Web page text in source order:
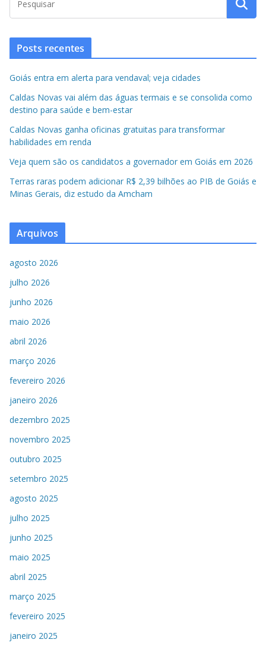
Posts recentes
Goiás entra em alerta para vendaval; veja cidades
Caldas Novas vai além das águas termais e se consolida como
destino para saúde e bem-estar
Caldas Novas ganha oficinas gratuitas para transformar
habilidades em renda
Veja quem são os candidatos a governador em Goiás em 2026
Terras raras podem adicionar R$ 2,39 bilhões ao PIB de Goiás e
Minas Gerais, diz estudo da Amcham
Arquivos
agosto 2026
julho 2026
junho 2026
maio 2026
abril 2026
março 2026
fevereiro 2026
janeiro 2026
dezembro 2025
novembro 2025
outubro 2025
setembro 2025
agosto 2025
julho 2025
junho 2025
maio 2025
abril 2025
março 2025
fevereiro 2025
janeiro 2025